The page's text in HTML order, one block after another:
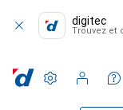
digitec
Trouvez et
Paramètres
Compte client
Listes de
Listes d'envies
Panier